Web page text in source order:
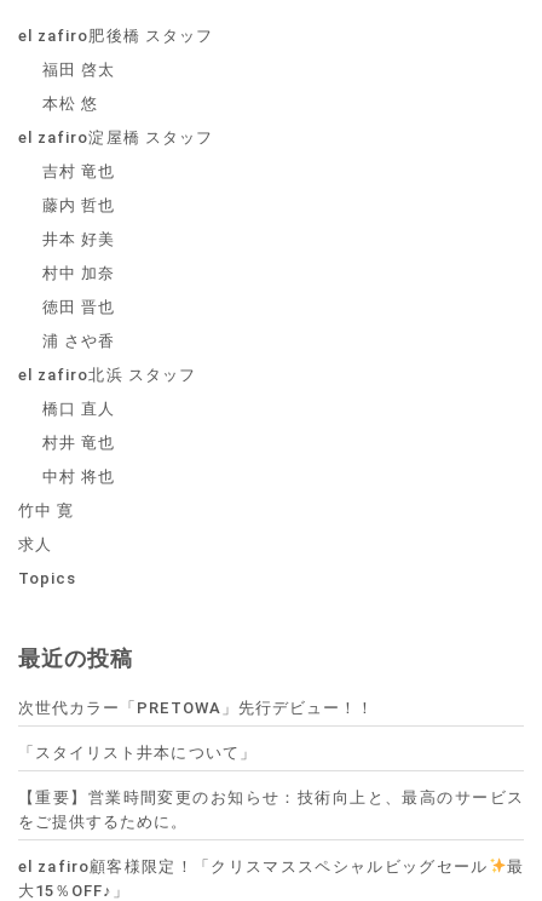
el zafiro肥後橋 スタッフ
福田 啓太
本松 悠
el zafiro淀屋橋 スタッフ
吉村 竜也
藤内 哲也
井本 好美
村中 加奈
徳田 晋也
浦 さや香
el zafiro北浜 スタッフ
橋口 直人
村井 竜也
中村 将也
竹中 寛
求人
Topics
最近の投稿
次世代カラー「PRETOWA」先行デビュー！！
「スタイリスト井本について」
【重要】営業時間変更のお知らせ：技術向上と、最高のサービス
をご提供するために。
el zafiro顧客様限定！「クリスマススペシャルビッグセール
最
大15％OFF♪」